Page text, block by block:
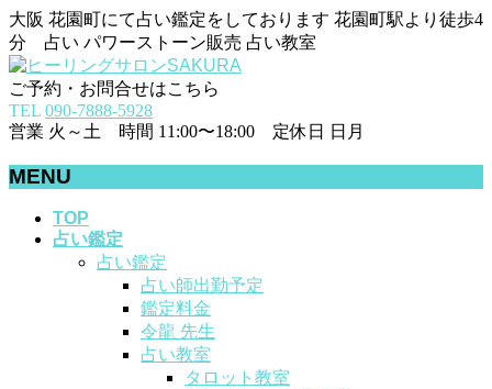
大阪 花園町にて占い鑑定をしております 花園町駅より徒歩4
分 占い パワーストーン販売 占い教室
ご予約・お問合せはこちら
TEL 090-7888-5928
営業 火～土 時間 11:00〜18:00 定休日 日月
MENU
TOP
占い鑑定
占い鑑定
占い師出勤予定
鑑定料金
令龍 先生
占い教室
タロット教室